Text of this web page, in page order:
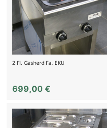
2 Fl. Gasherd Fa. EKU
699,00 €